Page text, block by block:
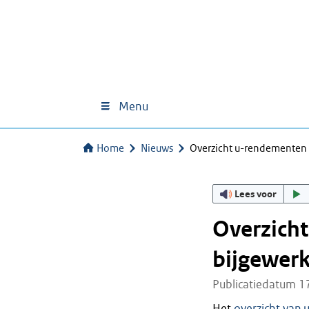
Menu
Home Nieuws Overzicht u-
Lees voor
Publicatiedatum